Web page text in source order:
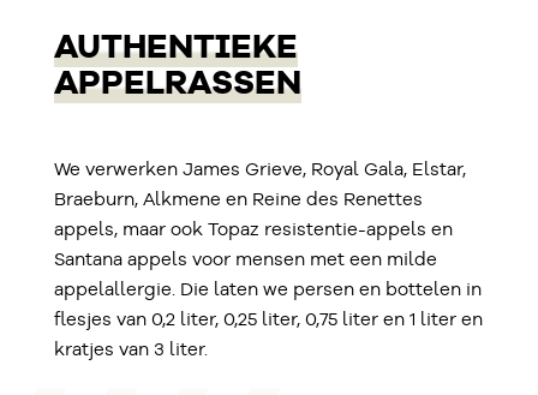
AUTHENTIEKE
APPELRASSEN
We verwerken James Grieve, Royal Gala, Elstar,
Braeburn, Alkmene en Reine des Renettes
appels, maar ook Topaz resistentie-appels en
Santana appels voor mensen met een milde
appelallergie. Die laten we persen en bottelen in
flesjes van 0,2 liter, 0,25 liter, 0,75 liter en 1 liter en
kratjes van 3 liter.